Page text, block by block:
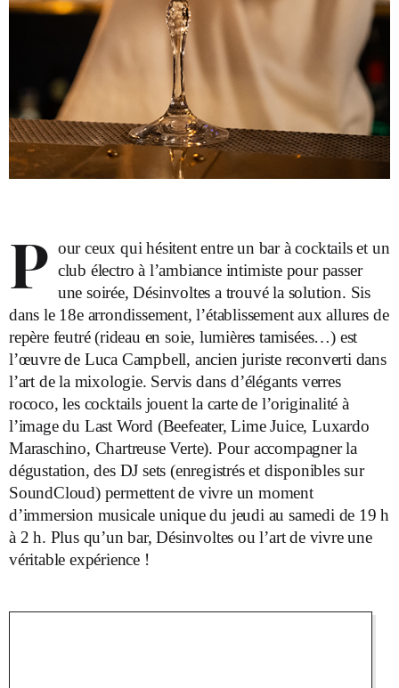
P our ceux qui hésitent entre un bar à cocktails et un
club électro à l’ambiance intimiste pour passer
une soirée, Désinvoltes a trouvé la solution. Sis
dans le 18e arrondissement, l’établissement aux allures de
repère feutré (rideau en soie, lumières tamisées…) est
l’œuvre de Luca Campbell, ancien juriste reconverti dans
l’art de la mixologie. Servis dans d’élégants verres
rococo, les cocktails jouent la carte de l’originalité à
l’image du Last Word (Beefeater, Lime Juice, Luxardo
Maraschino, Chartreuse Verte). Pour accompagner la
dégustation, des DJ sets (enregistrés et disponibles sur
SoundCloud) permettent de vivre un moment
d’immersion musicale unique du jeudi au samedi de 19 h
à 2 h. Plus qu’un bar, Désinvoltes ou l’art de vivre une
véritable expérience !